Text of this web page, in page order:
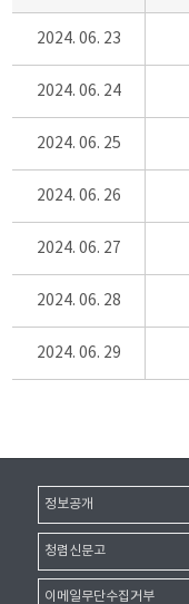
2024. 06. 23
2024. 06. 24
2024. 06. 25
2024. 06. 26
2024. 06. 27
2024. 06. 28
2024. 06. 29
정보공개
청렴신문고
이메일무단수집거부